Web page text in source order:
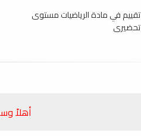
تقييم في مادة الرياضيات مستوى
تحضيري
أهلاً